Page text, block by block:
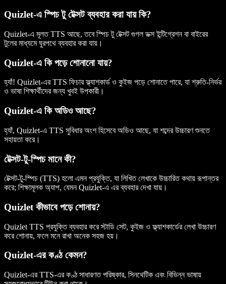
Quizlet-এ স্পিচ টু টেক্সট ব্যবহার করা যায় কি?
Quizlet-এ মূলত TTS আছে, তবে স্পিচ টু টেক্সট গুগল ডক্স ইন্টিগ্রেশন বা বাইরের
টুলের মাধ্যমে ঘুরপথে ব্যবহার করা যায়।
Quizlet-এ কি পড়ে শোনানো যায়?
হ্যাঁ! Quizlet-এর TTS ফিচার ফ্ল্যাশকার্ড ও কুইজ পড়ে শোনাতে পারে, যা শ্রুতি-নির্ভর
ও ভাষা শিক্ষার্থীদের জন্য খুবই উপকারী।
Quizlet-এ কি অডিও আছে?
হ্যাঁ, Quizlet-এ TTS সুবিধার অংশ হিসেবে অডিও আছে, যা শব্দের উচ্চারণ শুনতে
সহায়তা করে।
টেক্সট-টু-স্পিচ মানে কী?
টেক্সট-টু-স্পিচ (TTS) হলো এমন প্রযুক্তি, যা লিখিত লেখাকে উচ্চারিত কথায় রূপান্তর
করে; শিক্ষামূলক অ্যাপ, যেমন Quizlet-এ এর ব্যবহার দেখা যায়।
Quizlet কীভাবে পড়ে শোনায়?
Quizlet TTS প্রযুক্তি ব্যবহার করে স্টাডি সেট, কুইজ ও ফ্ল্যাশকার্ডের লেখা উচ্চারণ
করে শোনায়, ফলে মনে রাখা অনেক সহজ হয়।
Quizlet-এর কণ্ঠ কেমন?
Quizlet-এর TTS-এর কণ্ঠ সাধারণত পরিষ্কার, সিনথেটিক এবং বিভিন্ন ভাষায়